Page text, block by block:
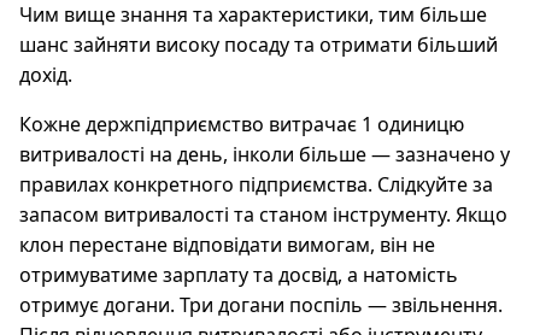
Чим вище знання та характеристики, тим більше
шанс зайняти високу посаду та отримати більший
дохід.
Кожне держпідприємство витрачає 1 одиницю
витривалості на день, інколи більше — зазначено у
правилах конкретного підприємства. Слідкуйте за
запасом витривалості та станом інструменту. Якщо
клон перестане відповідати вимогам, він не
отримуватиме зарплату та досвід, а натомість
отримує догани. Три догани поспіль — звільнення.